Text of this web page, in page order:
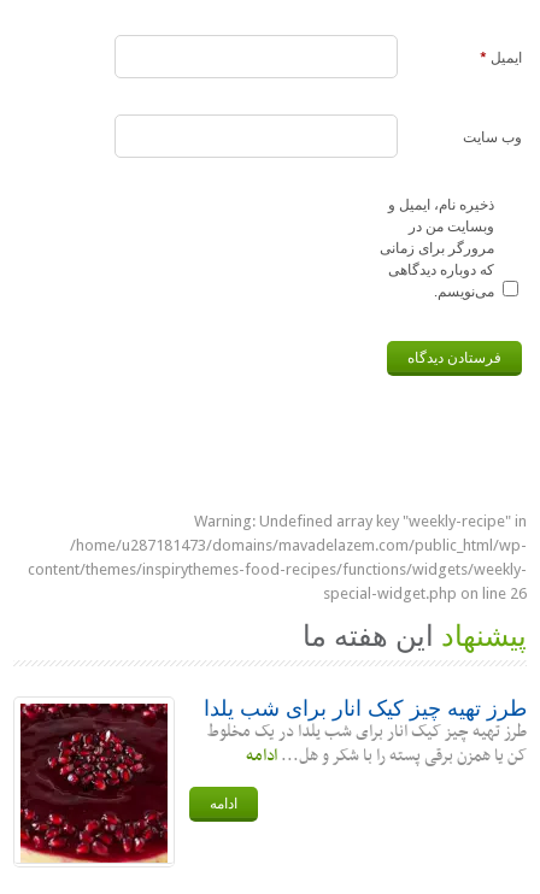
ایمیل *
وب‌ سایت
ذخیره نام، ایمیل و
وبسایت من در
مرورگر برای زمانی
که دوباره دیدگاهی
می‌نویسم.
Warning: Undefined array key "weekly-recipe" in
/home/u287181473/domains/mavadelazem.com/public_html/wp-
content/themes/inspirythemes-food-recipes/functions/widgets/weekly-
special-widget.php on line 26
پیشنهاد این هفته ما
طرز تهیه چیز کیک انار برای شب یلدا
طرز تهیه چیز کیک انار برای شب یلدا در یک مخلوط
کن یا همزن برقی پسته را با شکر و هل...ادامه
ادامه